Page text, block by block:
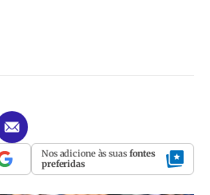
Nos adicione às suas fontes
preferidas